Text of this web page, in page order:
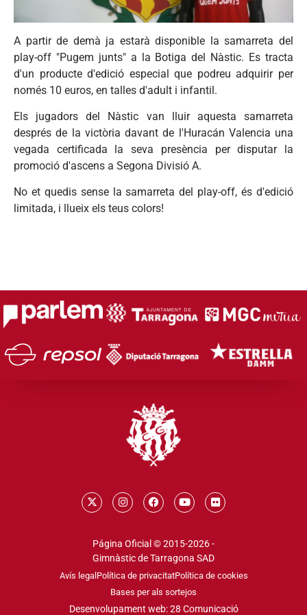
A partir de demà ja estarà disponible la samarreta del
play-off "Pugem junts" a la Botiga del Nàstic. Es tracta
d'un producte d'edició especial que podreu adquirir per
només 10 euros, en talles d'adult i infantil.
Els jugadors del Nàstic van lluir aquesta samarreta
després de la victòria davant de l'Huracán Valencia una
vegada certificada la seva presència per disputar la
promoció d'ascens a Segona Divisió A.
No et quedis sense la samarreta del play-off, és d'edició
limitada, i llueix els teus colors!
Página Oficial © 2015-2026 -
Gimnàstic de Tarragona SAD
Avís legalPolítica de privacitatPolítica de cookies
Bases per als sortejos
Desenvolupament web: 28 Comunicació